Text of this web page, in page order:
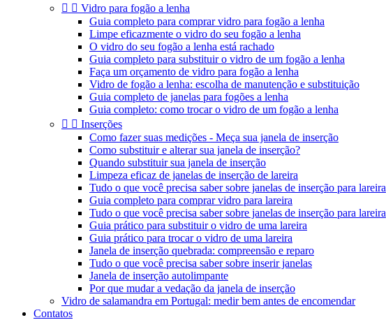
  Vidro para fogão a lenha
Guia completo para comprar vidro para fogão a lenha
Limpe eficazmente o vidro do seu fogão a lenha
O vidro do seu fogão a lenha está rachado
Guia completo para substituir o vidro de um fogão a lenha
Faça um orçamento de vidro para fogão a lenha
Vidro de fogão a lenha: escolha de manutenção e substituição
Guia completo de janelas para fogões a lenha
Guia completo: como trocar o vidro de um fogão a lenha
  Inserções
Como fazer suas medições - Meça sua janela de inserção
Como substituir e alterar sua janela de inserção?
Quando substituir sua janela de inserção
Limpeza eficaz de janelas de inserção de lareira
Tudo o que você precisa saber sobre janelas de inserção para lareira
Guia completo para comprar vidro para lareira
Tudo o que você precisa saber sobre janelas de inserção para lareira
Guia prático para substituir o vidro de uma lareira
Guia prático para trocar o vidro de uma lareira
Janela de inserção quebrada: compreensão e reparo
Tudo o que você precisa saber sobre inserir janelas
Janela de inserção autolimpante
Por que mudar a vedação da janela de inserção
Vidro de salamandra em Portugal: medir bem antes de encomendar
Contatos